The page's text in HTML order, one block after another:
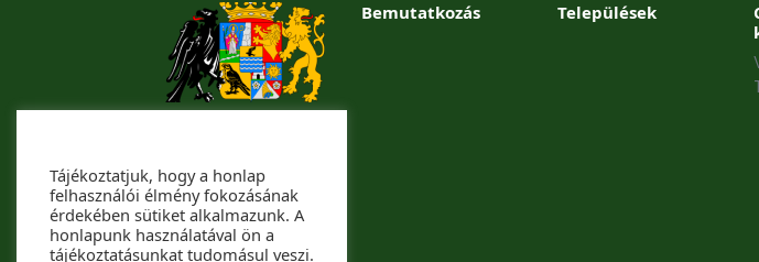
Bemutatkozás Települések
Tájékoztatjuk, hogy a honlap
felhasználói élmény fokozásának
érdekében sütiket alkalmazunk. A
honlapunk használatával ön a
tájékoztatásunkat tudomásul veszi.